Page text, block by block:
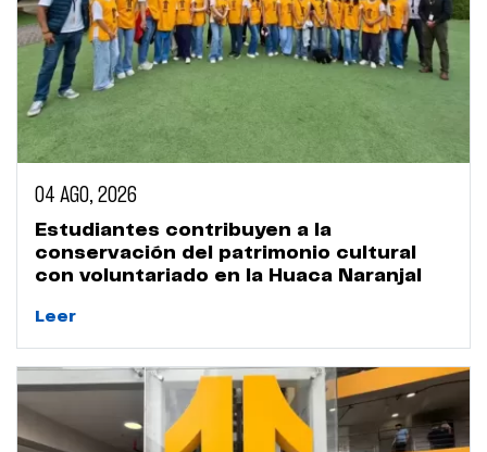
04 AGO, 2026
Estudiantes contribuyen a la
conservación del patrimonio cultural
con voluntariado en la Huaca Naranjal
Leer